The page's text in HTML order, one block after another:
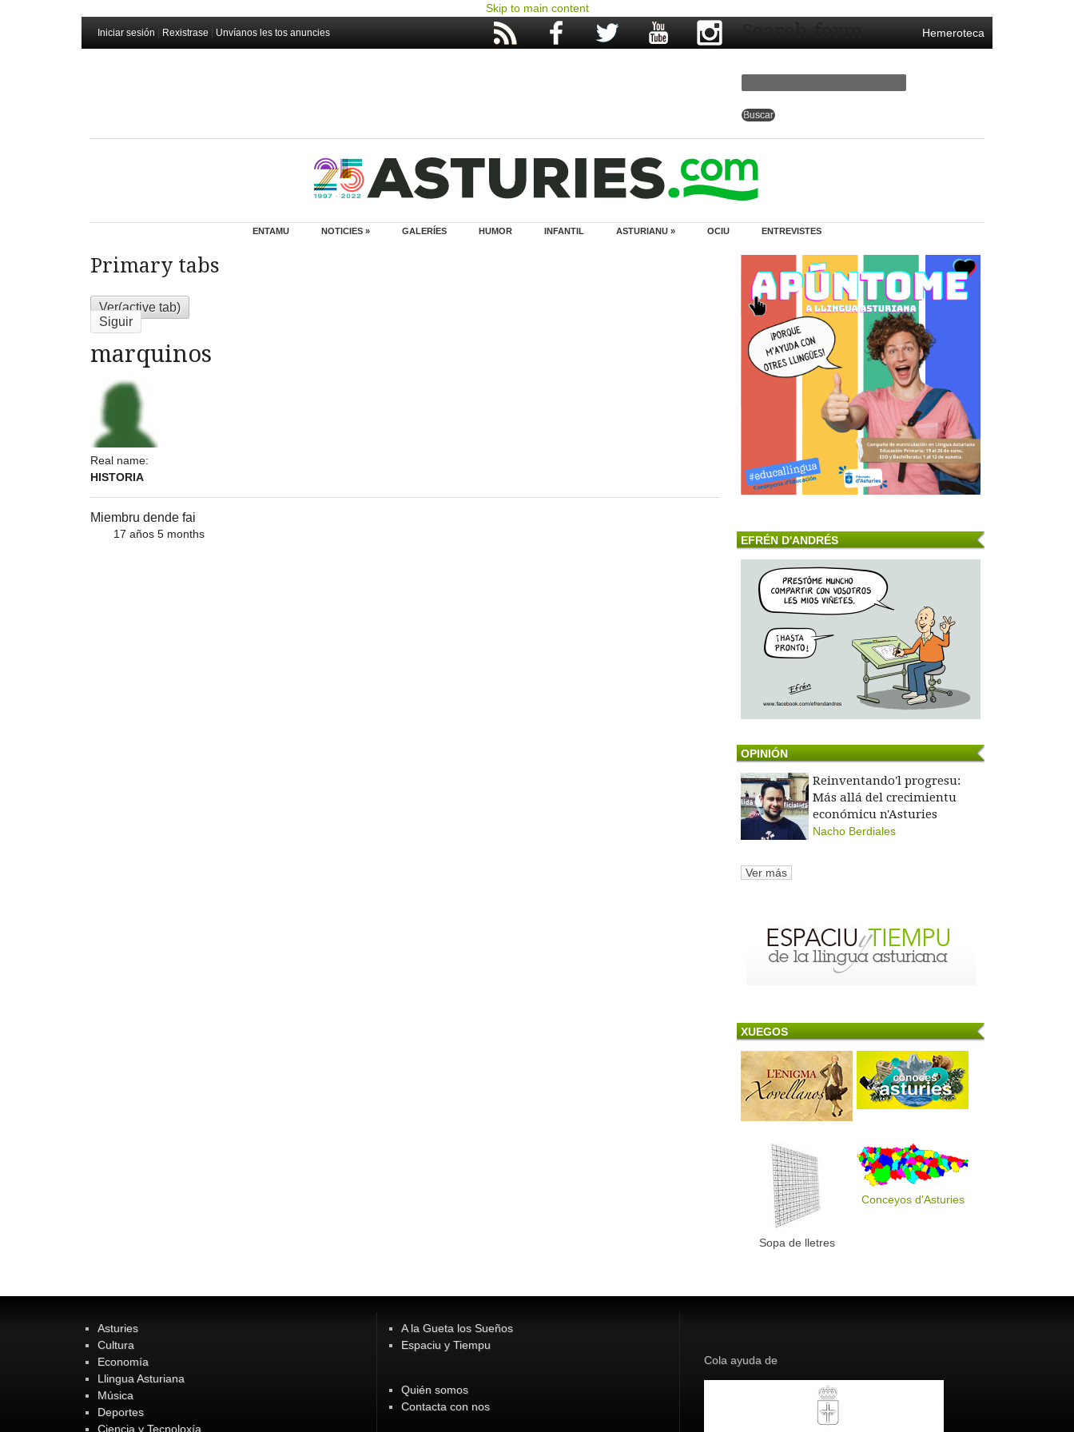
Skip to main content
Iniciar sesión Rexistrase Unvíanos les tos anuncies Hemeroteca
Search form
ENTAMU NOTICIES » GALERÍES HUMOR INFANTIL ASTURIANU » OCIU ENTREVISTES
Primary tabs
Ver(active tab)
Siguir
marquinos
Real name:
HISTORIA
Miembru dende fai
17 años 5 months
EFRÉN D'ANDRÉS
OPINIÓN
Reinventando'l progresu:
Más allá del crecimientu
económicu n'Asturies
Nacho Berdiales
Ver más
XUEGOS
Sopa de lletres
Conceyos d'Asturies
Asturies
Cultura
Economía
Llingua Asturiana
Música
Deportes
Ciencia y Tecnoloxía
A la Gueta los Sueños
Espaciu y Tiempu
Quién somos
Contacta con nos
Cola ayuda de